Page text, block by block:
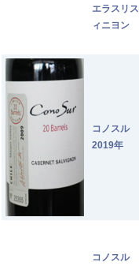
エラスリ
ィニヨン
コノスル
2019年
コノスル